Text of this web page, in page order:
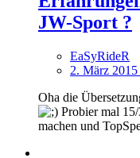
JW-Sport ?
EaSyRideR
2. März
Oha die
Probier mal
machen und